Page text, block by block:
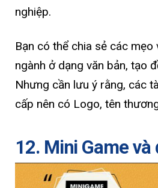
nghiệp.
Bạn có thể chia sẻ các
ngành ở dạng văn bản, tạo
Nhưng cần lưu ý rằng, các
cấp nên có Logo, tên
12. Mini Game và